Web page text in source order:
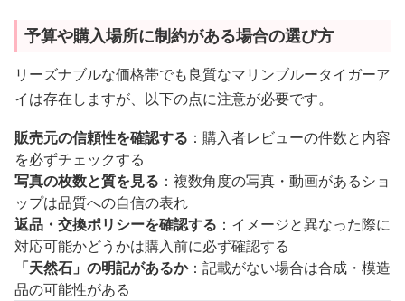
予算や購入場所に制約がある場合の選び方
リーズナブルな価格帯でも良質なマリンブルータイガーア
イは存在しますが、以下の点に注意が必要です。
販売元の信頼性を確認する ：購入者レビューの件数と内容
を必ずチェックする
写真の枚数と質を見る ：複数角度の写真・動画があるショ
ップは品質への自信の表れ
返品・交換ポリシーを確認する ：イメージと異なった際に
対応可能かどうかは購入前に必ず確認する
「天然石」の明記があるか：記載がない場合は合成・模造
品の可能性がある